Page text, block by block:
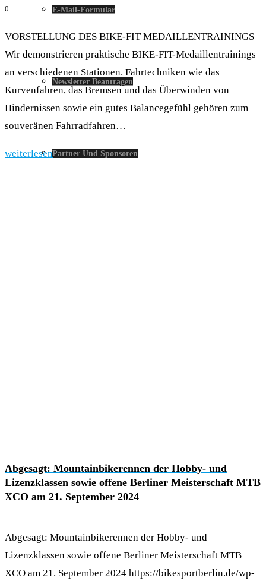
E-Mail-Formular
Newsletter Beantragen
Partner Und Sponsoren
0
VORSTELLUNG DES BIKE-FIT MEDAILLENTRAININGS
Wir demonstrieren praktische BIKE-FIT-Medaillentrainings
an verschiedenen Stationen. Fahrtechniken wie das
Kurvenfahren, das Bremsen und das Überwinden von
Hindernissen sowie ein gutes Balancegefühl gehören zum
souveränen Fahrradfahren…
weiterlesen
Abgesagt: Mountainbikerennen der Hobby- und
Lizenzklassen sowie offene Berliner Meisterschaft MTB
XCO am 21. September 2024
Abgesagt: Mountainbikerennen der Hobby- und
Lizenzklassen sowie offene Berliner Meisterschaft MTB
XCO am 21. September 2024 https://bikesportberlin.de/wp-